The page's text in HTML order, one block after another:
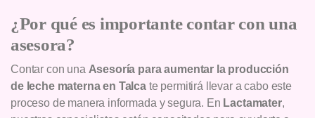
¿Por qué es importante contar con una
asesora?
Contar con una Asesoría para aumentar la producción
de leche materna en Talca te permitirá llevar a cabo este
proceso de manera informada y segura. En Lactamater,